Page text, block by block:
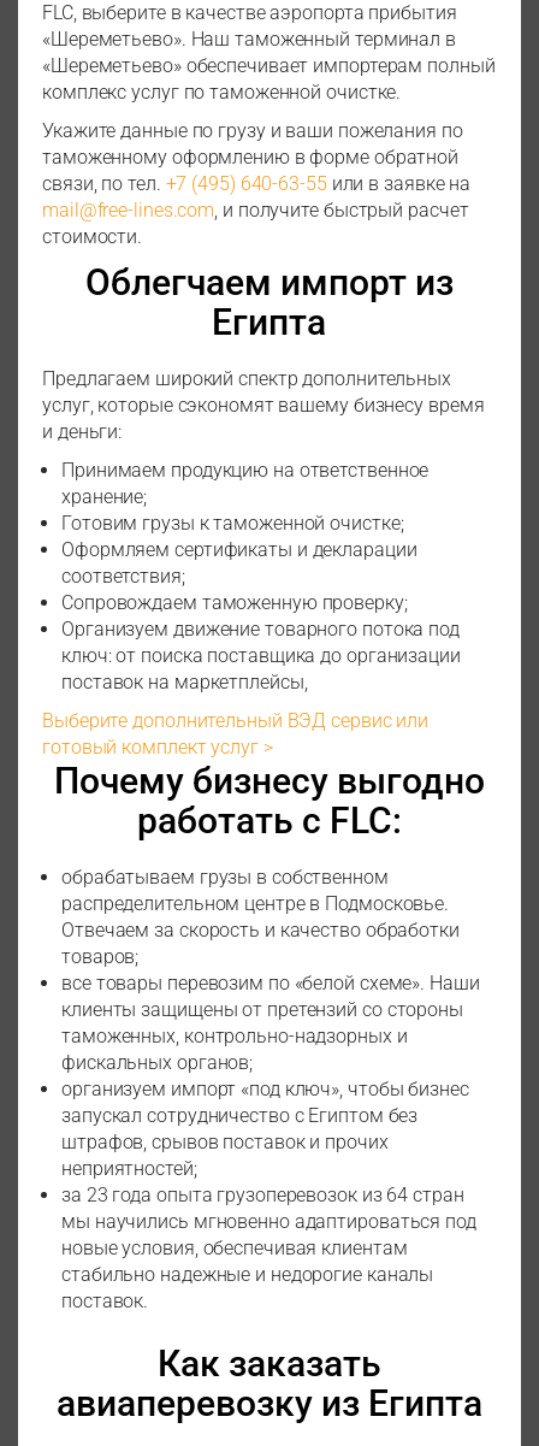
FLC, выберите в качестве аэропорта прибытия
«Шереметьево». Наш таможенный терминал в
«Шереметьево» обеспечивает импортерам полный
комплекс услуг по таможенной очистке.
Укажите данные по грузу и ваши пожелания по
таможенному оформлению в форме обратной
связи, по тел. +7 (495) 640-63-55или в заявке на
mail@free-lines.com, и получите быстрый расчет
стоимости.
Облегчаем импорт из
Египта
Предлагаем широкий спектр дополнительных
услуг, которые сэкономят вашему бизнесу время
и деньги:
Принимаем продукцию на ответственное
хранение;
Готовим грузы к таможенной очистке;
Оформляем сертификаты и декларации
соответствия;
Сопровождаем таможенную проверку;
Организуем движение товарного потока под
ключ: от поиска поставщика до организации
поставок на маркетплейсы,
Выберите дополнительный ВЭД сервис или
готовый комплект услуг >
Почему бизнесу выгодно
работать с FLC:
обрабатываем грузы в собственном
распределительном центре в Подмосковье.
Отвечаем за скорость и качество обработки
товаров;
все товары перевозим по «белой схеме». Наши
клиенты защищены от претензий со стороны
таможенных, контрольно-надзорных и
фискальных органов;
организуем импорт «под ключ», чтобы бизнес
запускал сотрудничество с Египтом без
штрафов, срывов поставок и прочих
неприятностей;
за 23 года опыта грузоперевозок из 64 стран
мы научились мгновенно адаптироваться под
новые условия, обеспечивая клиентам
стабильно надежные и недорогие каналы
поставок.
Как заказать
авиаперевозку из Египта